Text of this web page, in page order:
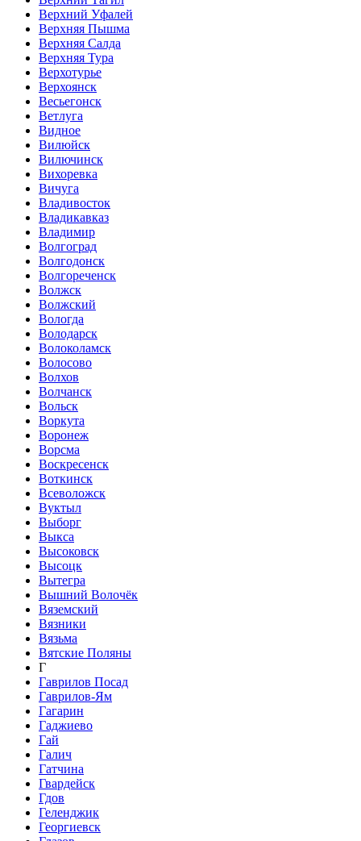
Верхний Уфалей
Верхняя Пышма
Верхняя Салда
Верхняя Тура
Верхотурье
Верхоянск
Весьегонск
Ветлуга
Видное
Вилюйск
Вилючинск
Вихоревка
Вичуга
Владивосток
Владикавказ
Владимир
Волгоград
Волгодонск
Волгореченск
Волжск
Волжский
Вологда
Володарск
Волоколамск
Волосово
Волхов
Волчанск
Вольск
Воркута
Воронеж
Ворсма
Воскресенск
Воткинск
Всеволожск
Вуктыл
Выборг
Выкса
Высоковск
Высоцк
Вытегра
Вышний Волочёк
Вяземский
Вязники
Вязьма
Вятские Поляны
Г
Гаврилов Посад
Гаврилов-Ям
Гагарин
Гаджиево
Гай
Галич
Гатчина
Гвардейск
Гдов
Геленджик
Георгиевск